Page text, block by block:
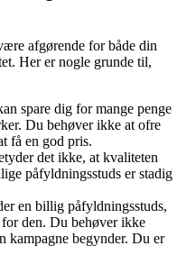
afgørende for både din
Her er nogle grunde til,
spare dig for mange penge
Du behøver ikke at ofre
få en god pris.
det ikke, at kvaliteten
påfyldningsstuds er stadig
en billig påfyldningsstuds,
den. Du behøver ikke
kampagne begynder. Du er